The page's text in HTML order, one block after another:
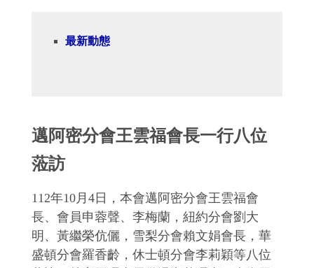
最新動態
邁阿密分會王雲福會長一行八位
蒞訪
112年10月4日，本會邁阿密分會王雲福會
長、會員申蓉聲、李梅蘭，紐約分會劉大
明、黃繼榮伉儷，雪梨分會賴文娟會長，華
盛頓分會羅香齡，休士頓分會李莉穎等八位